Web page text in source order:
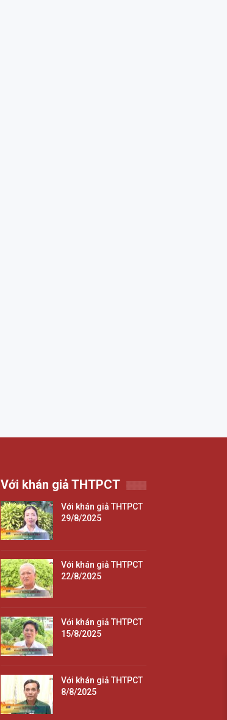
Với khán giả THTPCT
Với khán giả THTPCT
29/8/2025
Với khán giả THTPCT
22/8/2025
Với khán giả THTPCT
15/8/2025
Với khán giả THTPCT
8/8/2025